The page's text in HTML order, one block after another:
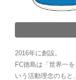
2016年に創設。
FC徳島は「世界一
いう活動理念のもと